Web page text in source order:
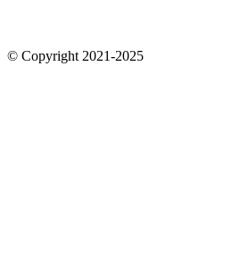
© Copyright 2021-2025